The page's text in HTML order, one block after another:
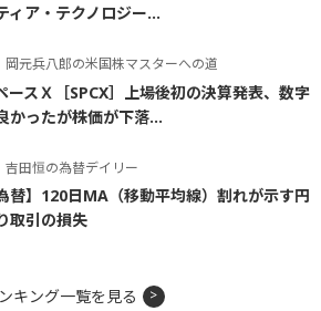
ィア・テクノロジー...
岡元兵八郎の米国株マスターへの道
ースＸ［SPCX］上場後初の決算発表、数字
かったが株価が下落...
吉田恒の為替デイリー
為替】120日MA（移動平均線）割れが示す円
取引の損失
キング一覧を見る